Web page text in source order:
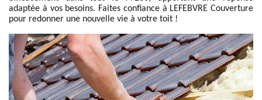
adaptée à vos besoins. Faites confiance à LEFEBVRE Couverture
pour redonner une nouvelle vie à votre toit !